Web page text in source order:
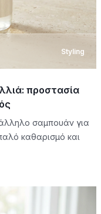
Styling
προστασία
σαμπουάν για
καθαρισμό και